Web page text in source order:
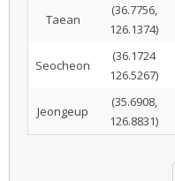
Taean
(36.7756,
126.1374)
Seocheon
(36.1724
126.5267)
Jeongeup
(35.6908,
126.8831)